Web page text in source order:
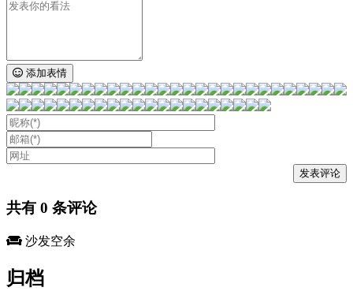
添加表情
共有 0 条评论
沙发空余
归档